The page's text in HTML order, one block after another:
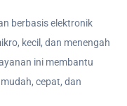
berbasis elektronik
kecil, dan menengah
ini membantu
cepat, dan